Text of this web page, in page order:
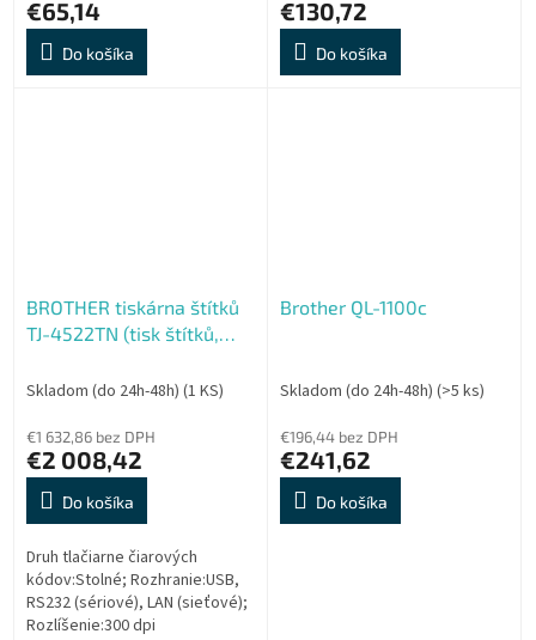
€65,14
Do košíka
€130,72
Do košíka
BROTHER tiskárna štítků
TJ-4522TN (tisk štítků,
104 mm) USB, LAN, RS-
Skladom (do 24h-48h) (1 KS)
€1 632,86 bez DPH
€2 008,42
Do košíka
Druh tlačiarne čiarových
kódov:Stolné; Rozhranie:USB,
RS232 (sériové), LAN (sieťové);
Rozlíšenie:300 dpi
Brother QL-1100c
Skladom (do 24h-48h) (>5 ks)
€196,44 bez DPH
€241,62
Do košíka